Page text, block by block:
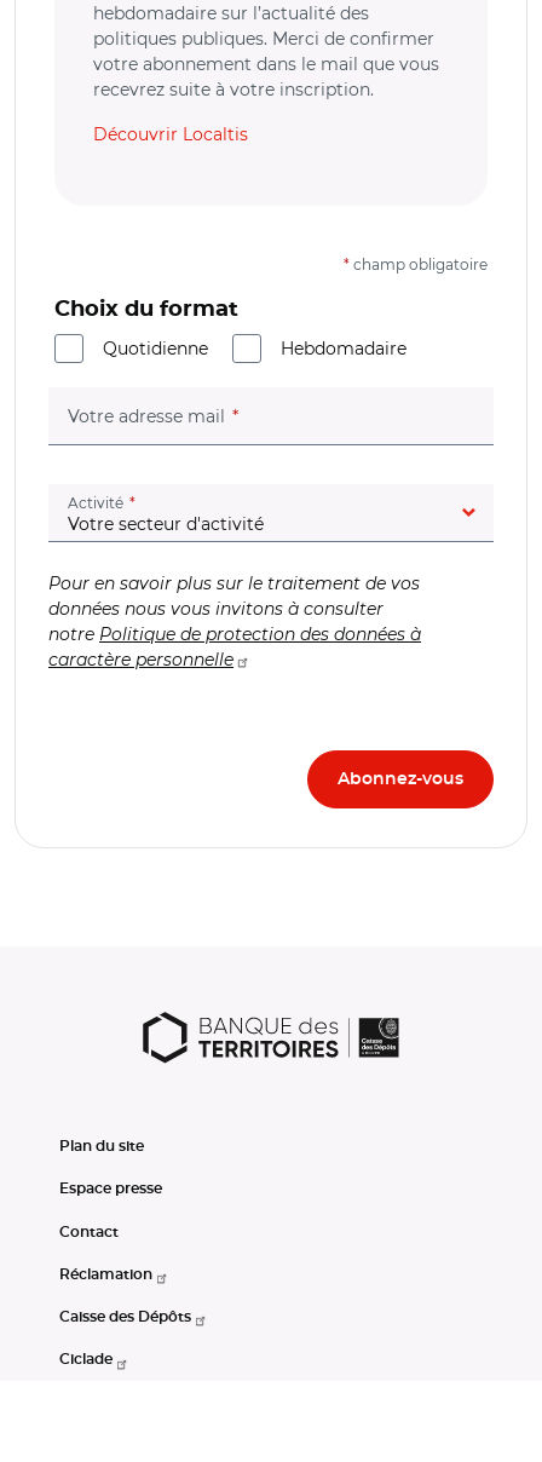
hebdomadaire sur l’actualité des
politiques publiques. Merci de confirmer
votre abonnement dans le mail que vous
recevrez suite à votre inscription.
Découvrir Localtis
* champ obligatoire
Choix du format
Quotidienne
Hebdomadaire
Votre adresse mail (champ obligatoire)
Activité (champ obligatoire)
Pour en savoir plus sur le traitement de vos
données nous vous invitons à consulter
notre Politique de protection des données à
caractère personnelle
Plan du site
Espace presse
Contact
Réclamation
Caisse des Dépôts
Ciclade